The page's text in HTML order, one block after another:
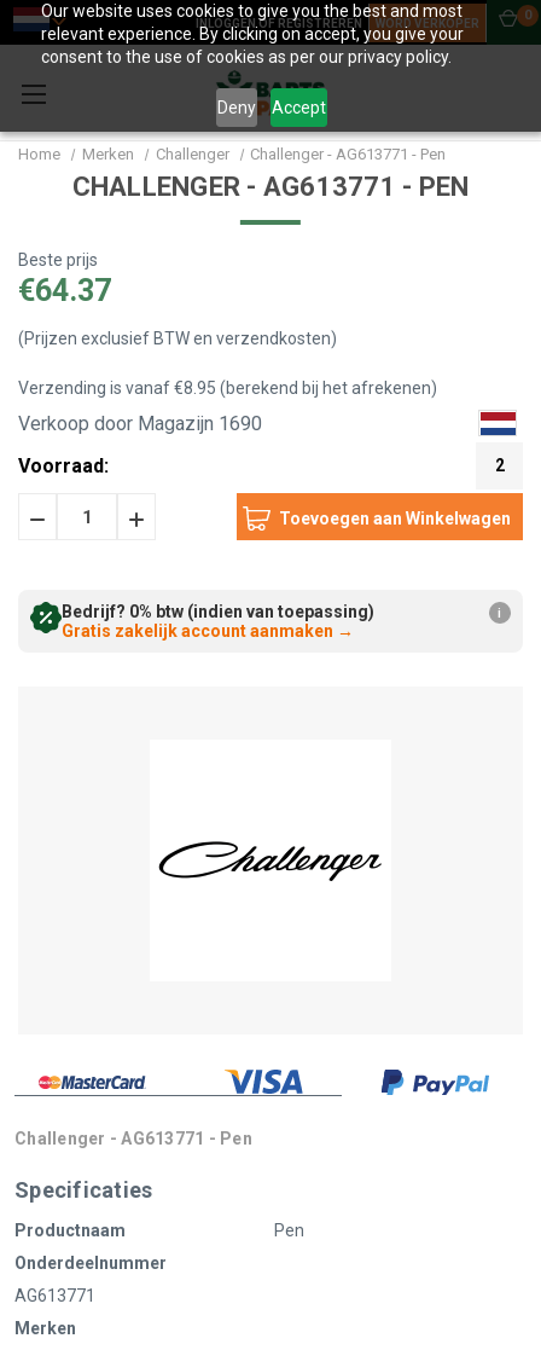
Our website uses cookies to give you the best and most
relevant experience. By clicking on accept, you give your
consent to the use of cookies as per our privacy policy.
Deny Accept
INLOGGEN OF REGISTREREN WORD VERKOPER
0
Home Merken Challenger Challenger - AG613771 - Pen
CHALLENGER - AG613771 - PEN
Beste prijs
€64.37
(Prijzen exclusief BTW en verzendkosten)
Verzending is vanaf €8.95 (berekend bij het afrekenen)
Verkoop door Magazijn 1690
Voorraad:
2
HoeveelheidHoeveelheid
Bedrijf? 0% btw (indien van toepassing)
Gratis zakelijk account aanmaken →
i
Challenger - AG613771 - Pen
Specificaties
Productnaam
Pen
Onderdeelnummer
AG613771
Merken